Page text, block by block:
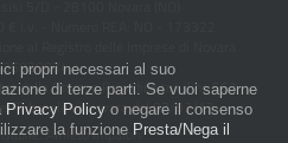
i.v. - Numero REA: NO - 173322
al Registro delle Imprese di Novara
della Stampa Periodica con il nr. 562
Tribunale di Novara del 07/03/13
Amleto Impaloni
propri necessari al suo
di terze parti. Se vuoi saperne
Privacy Policy o negare il consenso
la funzione Presta/Nega il